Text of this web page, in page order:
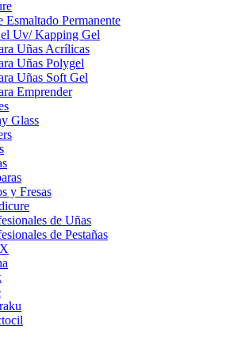
Esmaltado Permanente
Uv/ Kapping Gel
Uñas Acrílicas
Uñas Polygel
Uñas Soft Gel
Emprender
Glass
y Fresas
de Uñas
de Pestañas